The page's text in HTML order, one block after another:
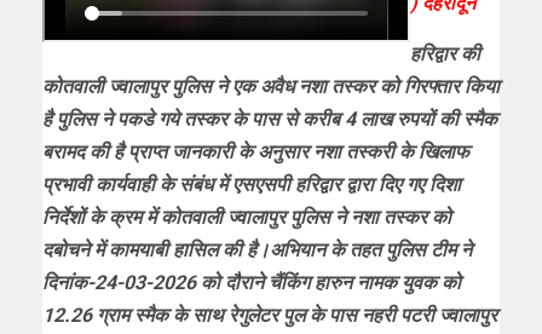
हरिद्वार की
कोतवाली ज्वालापुर पुलिस ने एक अवैधनशा तस्कर को गिरफ्तार किया
है पुलिस ने पकडे गये तस्कर के पास से करीब 4 लाख रुपयों की स्मैक
बरामद की है प्राप्त जानकारी के अनुसारनशा तस्करी के खिलाफ
प्रभावी कार्यवाही के संबंध में एसएसपी हरिद्वार द्वारा दिए गए दिशा
निर्देशों के क्रम में कोतवाली ज्वालापुर पुलिस ने नशा तस्कर को
दबोचने में कामयाबी हासिल की है।अभियान के तहत पुलिस टीम ने
दिनांक-24-03-2026 को दौराने चैंकिंग हारुन नामक युवक को
12.26 ग्राम स्मैक के साथ रेगुलेटर पुल के पास नहरी पटरी ज्वालापुर